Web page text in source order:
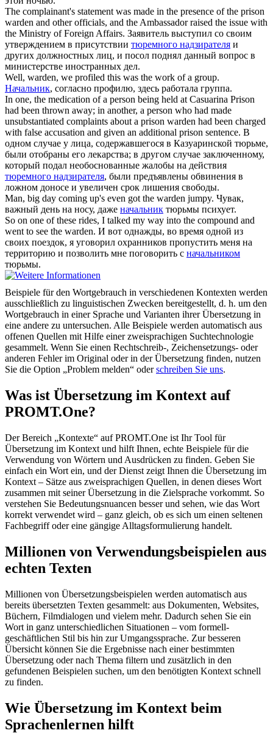
The complainant's statement was made in the presence of the prison
warden and other officials, and the Ambassador raised the issue with
the Ministry of Foreign Affairs. Заявитель выступил со своим
утверждением в присутствии тюремного надзирателя и
других должностных лиц, и посол поднял данный вопрос в
министерстве иностранных дел.
Well, warden, we profiled this was the work of a group.
Начальник, согласно профилю, здесь работала группа.
In one, the medication of a person being held at Casuarina Prison
had been thrown away; in another, a person who had made
unsubstantiated complaints about a prison warden had been charged
with false accusation and given an additional prison sentence. В
одном случае у лица, содержавшегося в Казуаринской тюрьме,
были отобраны его лекарства; в другом случае заключенному,
который подал необоснованные жалобы на действия
тюремного надзирателя, были предъявлены обвинения в
ложном доносе и увеличен срок лишения свободы.
Man, big day coming up's even got the warden jumpy. Чувак,
важный день на носу, даже начальник тюрьмы психует.
So on one of these rides, I talked my way into the compound and
went to see the warden. И вот однажды, во время одной из
своих поездок, я уговорил охранников пропустить меня на
территорию и позволить мне поговорить с начальником
тюрьмы.
Beispiele für den Wortgebrauch in verschiedenen Kontexten werden
ausschließlich zu linguistischen Zwecken bereitgestellt, d. h. um den
Wortgebrauch in einer Sprache und Varianten ihrer Übersetzung in
eine andere zu untersuchen. Alle Beispiele werden automatisch aus
offenen Quellen mit Hilfe einer zweisprachigen Suchtechnologie
gesammelt. Wenn Sie einen Rechtschreib-, Zeichensetzungs- oder
anderen Fehler im Original oder in der Übersetzung finden, nutzen
Sie die Option „Problem melden“ oderschreiben Sie uns.
Was ist Übersetzung im Kontext auf
PROMT.One?
Der Bereich „Kontexte“ auf PROMT.One ist Ihr Tool für
Übersetzung im Kontext und hilft Ihnen, echte Beispiele für die
Verwendung von Wörtern und Ausdrücken zu finden. Geben Sie
einfach ein Wort ein, und der Dienst zeigt Ihnen die Übersetzung im
Kontext – Sätze aus zweisprachigen Quellen, in denen dieses Wort
zusammen mit seiner Übersetzung in die Zielsprache vorkommt. So
verstehen Sie Bedeutungsnuancen besser und sehen, wie das Wort
korrekt verwendet wird – ganz gleich, ob es sich um einen seltenen
Fachbegriff oder eine gängige Alltagsformulierung handelt.
Millionen von Verwendungsbeispielen aus
echten Texten
Millionen von Übersetzungsbeispielen werden automatisch aus
bereits übersetzten Texten gesammelt: aus Dokumenten, Websites,
Büchern, Filmdialogen und vielem mehr. Dadurch sehen Sie ein
Wort in ganz unterschiedlichen Situationen – vom formell-
geschäftlichen Stil bis hin zur Umgangssprache. Zur besseren
Übersicht können Sie die Ergebnisse nach einer bestimmten
Übersetzung oder nach Thema filtern und zusätzlich in den
gefundenen Beispielen suchen, um den benötigten Kontext schnell
zu finden.
Wie Übersetzung im Kontext beim
Sprachenlernen hilft